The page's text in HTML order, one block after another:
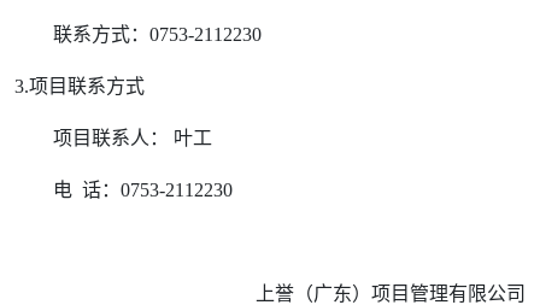
联系方式： 0753-2112230
3.项目联系方式
项目联系人： 叶工
电 话： 0753-2112230
上誉（广东）项目管理有限公司